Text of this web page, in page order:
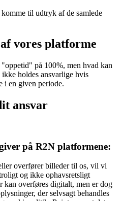
til udtryk af de samlede
vores platforme
på 100%, men hvad kan
holdes ansvarlige hvis
i en given periode.
ansvar
på R2N platformene:
overfører billeder til os, vil vi
og ikke ophavsretsligt
overføres digitalt, men er dog
der selvsagt behandles